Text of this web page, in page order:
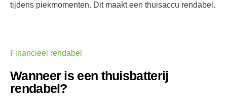
tijdens piekmomenten. Dit maakt een thuisaccu rendabel.
Financieel rendabel
Wanneer is een thuisbatterij
rendabel?